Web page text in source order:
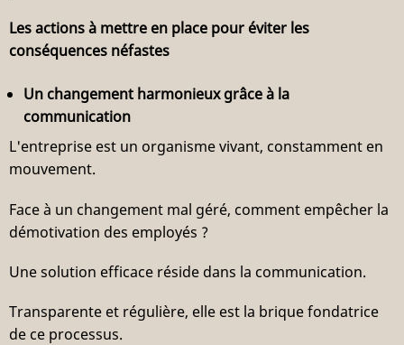
Les actions à mettre en place pour éviter les
conséquences néfastes
Un changement harmonieux grâce à la
communication
L'entreprise est un organisme vivant, constamment en
mouvement.
Face à un changement mal géré, comment empêcher la
démotivation des employés ?
Une solution efficace réside dans la communication.
Transparente et régulière, elle est la brique fondatrice
de ce processus.